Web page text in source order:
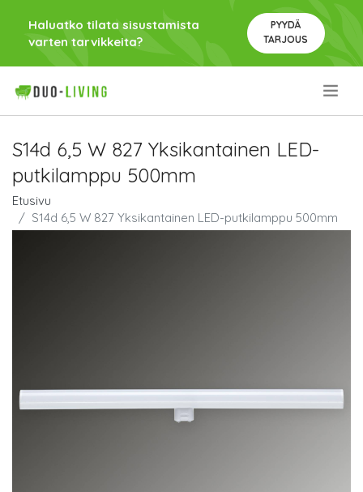
Haluatko tilata sisustamista
varten tarvikkeita?
PYYDÄ
TARJOUS
S14d 6,5 W 827 Yksikantainen LED-
putkilamppu 500mm
Etusivu
S14d 6,5 W 827 Yksikantainen LED-putkilamppu 500mm